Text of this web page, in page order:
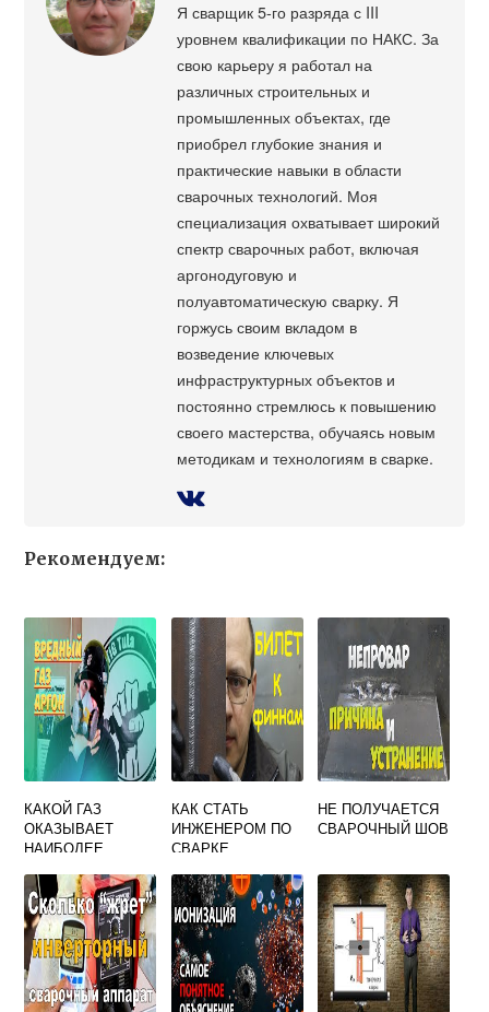
Я сварщик 5-го разряда с III
уровнем квалификации по НАКС. За
свою карьеру я работал на
различных строительных и
промышленных объектах, где
приобрел глубокие знания и
практические навыки в области
сварочных технологий. Моя
специализация охватывает широкий
спектр сварочных работ, включая
аргонодуговую и
полуавтоматическую сварку. Я
горжусь своим вкладом в
возведение ключевых
инфраструктурных объектов и
постоянно стремлюсь к повышению
своего мастерства, обучаясь новым
методикам и технологиям в сварке.
Рекомендуем:
КАКОЙ ГАЗ
ОКАЗЫВАЕТ
НАИБОЛЕЕ
ВЛИЯНИЕ ПРИ
СВАРКЕ
КАК СТАТЬ
ИНЖЕНЕРОМ ПО
СВАРКЕ
НЕ ПОЛУЧАЕТСЯ
СВАРОЧНЫЙ ШОВ